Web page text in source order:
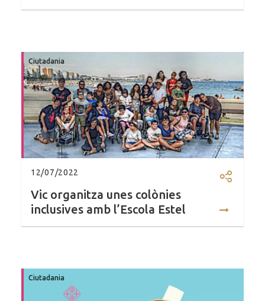
Ciutadania
12/07/2022
Vic organitza unes colònies
inclusives amb l’Escola Estel
Ciutadania